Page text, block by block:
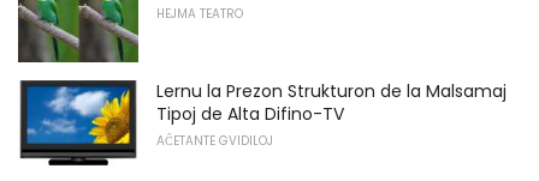
HEJMA TEATRO
Lernu la Prezon Strukturon de la Malsamaj
Tipoj de Alta Difino-TV
AĈETANTE GVIDILOJ